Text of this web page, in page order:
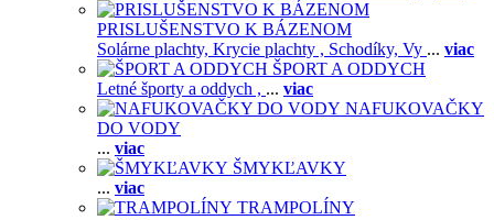
PRISLUŠENSTVO K BÁZENOM
Solárne plachty, Krycie plachty , Schodíky, Vy ... viac
ŠPORT A ODDYCH
Letné športy a oddych , ... viac
NAFUKOVAČKY
DO VODY
... viac
ŠMYKĽAVKY
... viac
TRAMPOLÍNY